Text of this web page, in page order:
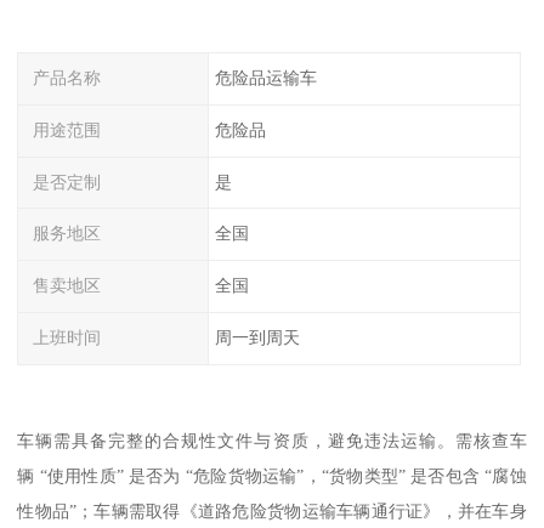
产品名称 危险品运输车
用途范围 危险品
是否定制 是
服务地区 全国
售卖地区 全国
上班时间 周一到周天
车辆需具备完整的合规性文件与资质，避免违法运输。需核查车
辆 “使用性质” 是否为 “危险货物运输”，“货物类型” 是否包含 “腐蚀
性物品”；车辆需取得《道路危险货物运输车辆通行证》，并在车身